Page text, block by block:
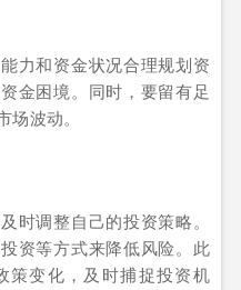
力和资金状况合理规划资
金困境。同时，要留有足
波动。
时调整自己的投资策略。
资等方式来降低风险。此
策变化，及时捕捉投资机